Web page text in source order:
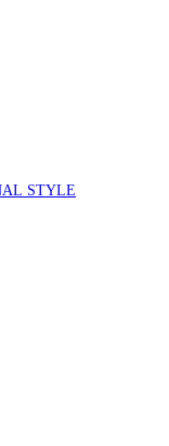
STYLE